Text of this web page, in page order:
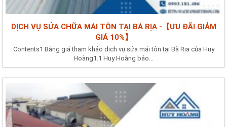
DỊCH VỤ SỬA CHỮA MÁI TÔN TẠI BÀ RỊA -【ƯU ĐÃI GIẢM
GIÁ 10%】
Contents1 Bảng giá tham khảo dịch vụ sửa mái tôn tại Bà Rịa của Huy
Hoàng1.1 Huy Hoàng báo...